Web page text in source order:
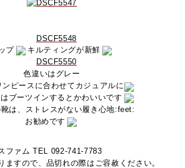
プ キルティングが新鮮
色違いはグレー
ンピースに合わせてカジュアルに
ブーツインするとかわいいです
は、ストレスがない履き心地:feet:
お勧めです
ファム TEL 092-741-7783
ますので、品切れの際はご容赦ください。